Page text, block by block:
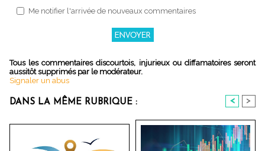
Me notifier l'arrivée de nouveaux commentaires
Tous les commentaires discourtois, injurieux ou diffamatoires seront
aussitôt supprimés par le modérateur.
Signaler un abus
DANS LA MÊME RUBRIQUE : < >